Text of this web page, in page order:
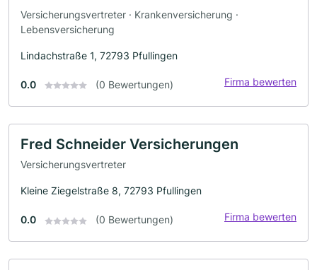
Versicherungsvertreter · Krankenversicherung ·
Lebensversicherung
Lindachstraße 1, 72793 Pfullingen
0.0 (0 Bewertungen) Firma bewerten
Fred Schneider Versicherungen
Versicherungsvertreter
Kleine Ziegelstraße 8, 72793 Pfullingen
0.0 (0 Bewertungen) Firma bewerten